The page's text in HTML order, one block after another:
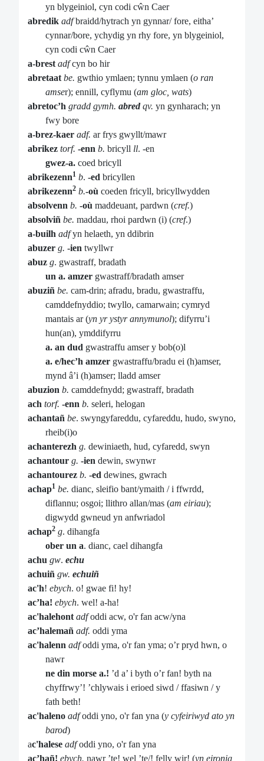
yn blygeiniol, cyn codi cŵn Caer
abredik adfbraidd/hytrach yn gynnar/ fore, eitha’
cynnar/bore, ychydig yn rhy fore, yn blygeiniol,
cyn codi cŵn Caer
a-brest adfcyn bo hir
abretaat be. gwthio ymlaen; tynnu ymlaen (o ran
amser); ennill, cyflymu (am gloc, wats)
abretoc’h gradd gymh. abredqv. yn gynharach; yn
fwy bore
a-brez-kaer adf. ar frys gwyllt/mawr
abrikez torf. -enn b. bricyll ll. -en
gwez-a. coed bricyll
abrikezenn1 b. -ed bricyllen
abrikezenn2 b.-où coeden fricyll, bricyllwydden
absolvenn b. -où maddeuant, pardwn (cref.)
absolviñ be. maddau, rhoi pardwn (i) (cref.)
a-builh adfyn helaeth, yn ddibrin
abuzer g. -ien twyllwr
abuz g. gwastraff, bradath
un a. amzer gwastraff/bradath amser
abuziñ be. cam-drin; afradu, bradu, gwastraffu,
camddefnyddio; twyllo, camarwain; cymryd
mantais ar (yn yr ystyr annymunol); difyrru’i
hun(an), ymddifyrru
a. an dud gwastraffu amser y bob(o)l
a. e/hec’h amzer gwastraffu/bradu ei (h)amser,
mynd â’i (h)amser; lladd amser
abuzion b. camddefnydd; gwastraff, bradath
ach torf. -enn b. seleri, helogan
achantañ be. swyngyfareddu, cyfareddu, hudo, swyno,
rheib(i)o
achanterezh g. dewiniaeth, hud, cyfaredd, swyn
achantour g. -ien dewin, swynwr
achantourez b. -ed dewines, gwrach
achap1 be. dianc, sleifio bant/ymaith / i ffwrdd,
diflannu; osgoi; llithro allan/mas (am eiriau);
digwydd gwneud yn anfwriadol
achap2 g. dihangfa
ober un a. dianc, cael dihangfa
achu gw. echu
achuiñ gw. echuiñ
ac'h! ebych. o! gwae fi! hy!
ac’ha! ebych. wel! a-ha!
ac'halehont adfoddi acw, o'r fan acw/yna
ac’halemañ adf. oddi yma
ac'halenn adfoddi yma, o'r fan yma; o’r pryd hwn, o
nawr
ne din morse a.! ’d a’ i byth o’r fan! byth na
chyffrwy’! ’chlywais i erioed siwd / ffasiwn / y
fath beth!
ac'haleno adfoddi yno, o'r fan yna (y cyfeiriwyd ato yn
barod)
ac'halese adfoddi yno, o'r fan yna
ac’hañ! ebych. nawr ’te! wel ’te/! felly wir! (yn eironig